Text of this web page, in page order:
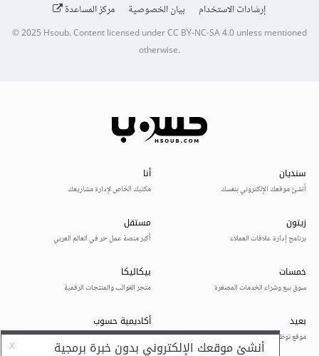
إرشادات الاستخدام
بيان الخصوصية مركز المساعدة
© 2025Hsoub.Content licensed underCC BY-NC-SA 4.0unless mentioned
otherwise.